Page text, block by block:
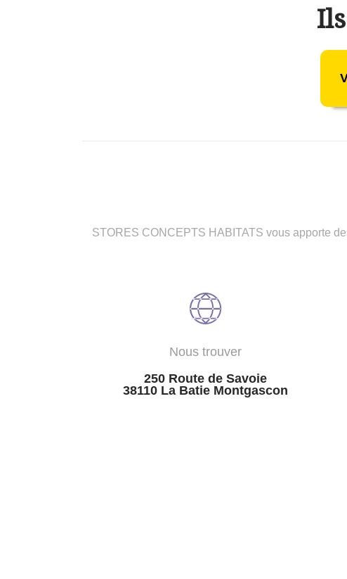
STORES CONCEPTS HABITATS vous apporte
Nous trouver
250 Route de Savoie
38110 La Batie Montgascon